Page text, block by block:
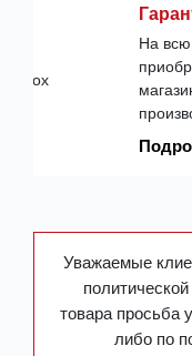
На всю
Уважаемые
товара просьба
либо по